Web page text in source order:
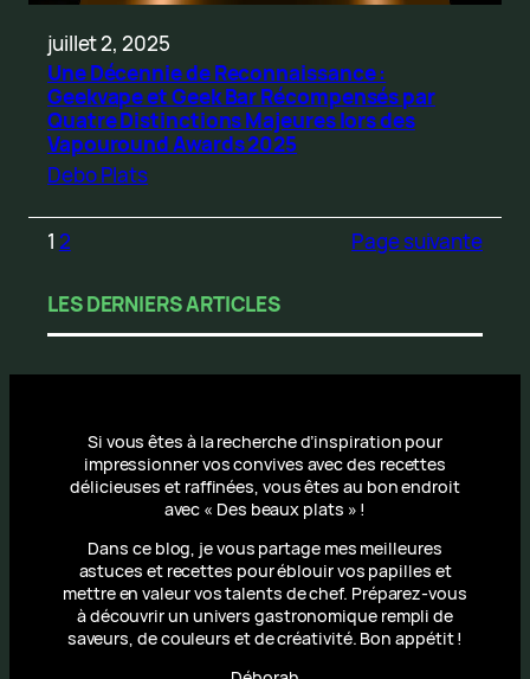
juillet 2, 2025
Une Décennie de Reconnaissance :
Geekvape et Geek Bar Récompensés par
Quatre Distinctions Majeures lors des
Vapouround Awards 2025
Debo Plats
1 2 Page suivante
LES DERNIERS ARTICLES
Si vous êtes à la recherche d’inspiration pour
impressionner vos convives avec des recettes
délicieuses et raffinées, vous êtes au bon endroit
avec « Des beaux plats » !
Dans ce blog, je vous partage mes meilleures
astuces et recettes pour éblouir vos papilles et
mettre en valeur vos talents de chef. Préparez-vous
à découvrir un univers gastronomique rempli de
saveurs, de couleurs et de créativité. Bon appétit !